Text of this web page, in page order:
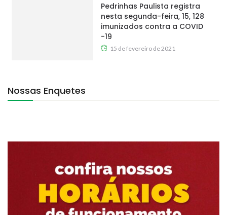
Pedrinhas Paulista registra
nesta segunda-feira, 15, 128
imunizados contra a COVID
-19
15 de fevereiro de 2021
Nossas Enquetes